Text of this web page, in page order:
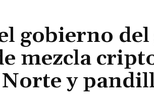
gobierno
mezcla
y